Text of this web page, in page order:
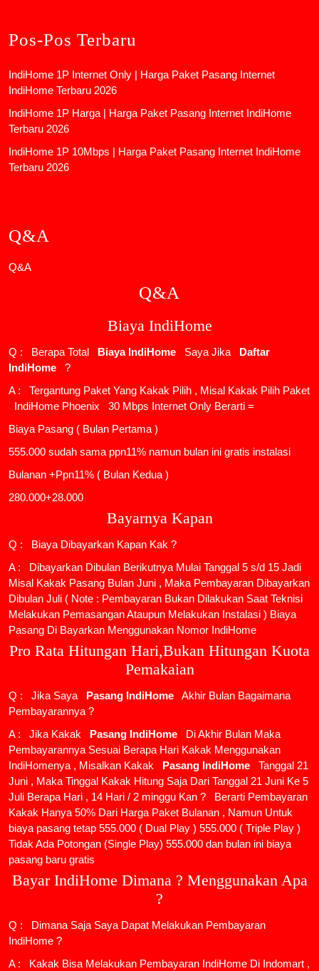
Pos-Pos Terbaru
IndiHome 1P Internet Only | Harga Paket Pasang Internet
IndiHome Terbaru 2026
IndiHome 1P Harga | Harga Paket Pasang Internet IndiHome
Terbaru 2026
IndiHome 1P 10Mbps | Harga Paket Pasang Internet IndiHome
Terbaru 2026
Q&A
Q&A
Q&A
Biaya IndiHome
Q : Berapa Total Biaya IndiHome Saya Jika
Daftar
IndiHome
?
A : Tergantung Paket Yang Kakak Pilih , Misal Kakak Pilih Paket
IndiHome Phoenix
30 Mbps Internet Only Berarti =
Biaya Pasang ( Bulan Pertama )
555.000 sudah sama ppn11% namun bulan ini gratis instalasi
Bulanan +Ppn11% ( Bulan Kedua )
280.000+28.000
Bayarnya Kapan
Q : Biaya Dibayarkan Kapan Kak ?
A : Dibayarkan Dibulan Berikutnya Mulai Tanggal 5 s/d 15 Jadi
Misal Kakak Pasang Bulan Juni , Maka Pembayaran Dibayarkan
Dibulan Juli ( Note : Pembayaran Bukan Dilakukan Saat Teknisi
Melakukan Pemasangan Ataupun Melakukan Instalasi ) Biaya
Pasang Di Bayarkan Menggunakan Nomor IndiHome
Pro Rata Hitungan Hari,Bukan Hitungan Kuota
Pemakaian
Q : Jika Saya Pasang IndiHome
Akhir Bulan Bagaimana
Pembayarannya ?
A : Jika Kakak
Pasang IndiHome
Di Akhir Bulan Maka
Pembayarannya Sesuai Berapa Hari Kakak Menggunakan
IndiHomenya , Misalkan Kakak
Pasang IndiHome
Tanggal 21
Juni , Maka Tinggal Kakak Hitung Saja Dari Tanggal 21 Juni Ke 5
Juli Berapa Hari , 14 Hari / 2 minggu Kan ? Berarti Pembayaran
Kakak Hanya 50% Dari Harga Paket Bulanan , Namun Untuk
biaya pasang tetap 555.000 ( Dual Play ) 555.000 ( Triple Play )
Tidak Ada Potongan (Single Play) 555.000 dan bulan ini biaya
pasang baru gratis
Bayar IndiHome Dimana ? Menggunakan Apa
?
Q : Dimana Saja Saya Dapat Melakukan Pembayaran
IndiHome ?
A : Kakak Bisa Melakukan Pembayaran IndiHome Di Indomart ,